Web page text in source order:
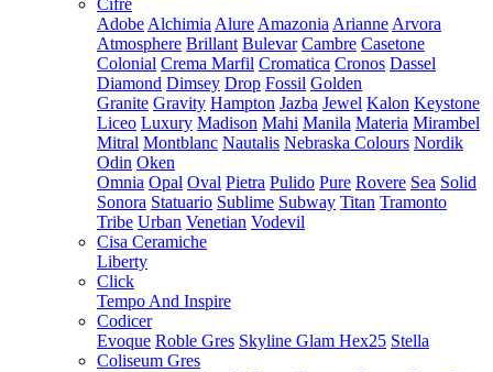
Cifre
Adobe Alchimia Alure Amazonia Arianne Arvora
Atmosphere Brillant Bulevar Cambre Casetone
Colonial Crema Marfil Cromatica Cronos Dassel
Diamond Dimsey Drop Fossil Golden
Granite Gravity Hampton Jazba Jewel Kalon Keystone
Liceo Luxury Madison Mahi Manila Materia Mirambel
Mitral Montblanc Nautalis Nebraska Colours Nordik
Odin Oken
Omnia Opal Oval Pietra Pulido Pure Rovere Sea Solid
Sonora Statuario Sublime Subway Titan Tramonto
Tribe Urban Venetian Vodevil
Cisa Ceramiche
Liberty
Click
Tempo And Inspire
Codicer
Evoque Roble Gres Skyline Glam Hex25 Stella
Coliseum Gres